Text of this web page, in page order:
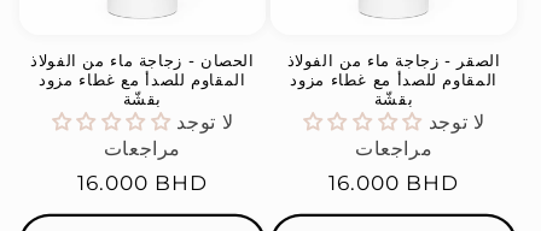
الحصان - زجاجة ماء من الفولاذ
المقاوم للصدأ مع غطاء مزود
بقشّة
لا توجد
مراجعات
السعر
العادي
16.000 BHD
الصقر - زجاجة ماء من الفولاذ
المقاوم للصدأ مع غطاء مزود
بقشّة
لا توجد
مراجعات
السعر
العادي
16.000 BHD